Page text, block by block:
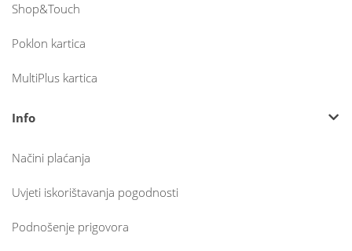
Shop&Touch
Poklon kartica
MultiPlus kartica
Info
Načini plaćanja
Uvjeti iskorištavanja pogodnosti
Podnošenje prigovora